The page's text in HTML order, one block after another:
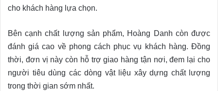
cho khách hàng lựa chọn.
Bên cạnh chất lượng sản phẩm, Hoàng Danh còn được
đánh giá cao về phong cách phục vụ khách hàng. Đồng
thời, đơn vị này còn hỗ trợ giao hàng tận nơi, đem lại cho
người tiêu dùng các dòng vật liệu xây dựng chất lượng
trong thời gian sớm nhất.